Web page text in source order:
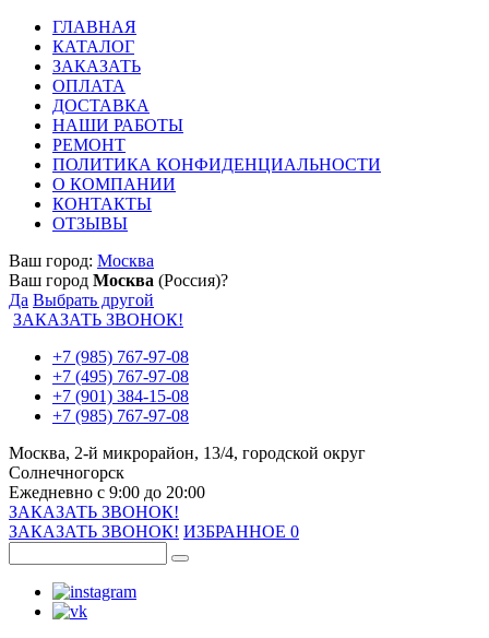
ГЛАВНАЯ
КАТАЛОГ
ЗАКАЗАТЬ
ОПЛАТА
ДОСТАВКА
НАШИ РАБОТЫ
РЕМОНТ
ПОЛИТИКА КОНФИДЕНЦИАЛЬНОСТИ
О КОМПАНИИ
КОНТАКТЫ
ОТЗЫВЫ
Ваш город: Москва
Ваш город Москва (Россия)?
Да Выбрать другой
ЗАКАЗАТЬ ЗВОНОК!
+7 (985) 767-97-08
+7 (495) 767-97-08
+7 (901) 384-15-08
+7 (985) 767-97-08
Москва, 2-й микрорайон, 13/4, городской округ
Солнечногорск
Ежедневно с 9:00 до 20:00
ЗАКАЗАТЬ ЗВОНОК!
ЗАКАЗАТЬ ЗВОНОК! ИЗБРАННОЕ 0